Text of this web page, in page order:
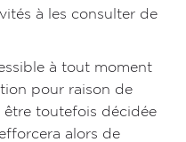
à les consulter de
à tout moment
pour raison de
toutefois décidée
alors de